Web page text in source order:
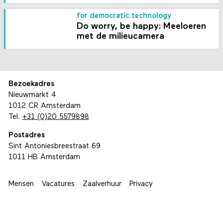
for democratic technology
Do worry, be happy: Meeloeren
met de milieucamera
Bezoekadres
Nieuwmarkt 4
1012 CR Amsterdam
Tel. +31 (0)20 5579898
Postadres
Sint Antoniesbreestraat 69
1011 HB Amsterdam
Mensen Vacatures Zaalverhuur Privacy